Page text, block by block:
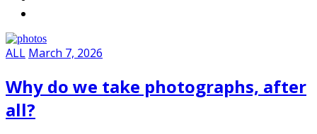
ALL March 7, 2026
Why do we take photographs, after
all?